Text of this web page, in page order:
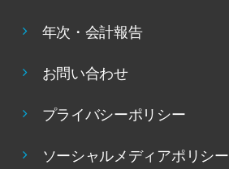
年次・会計報告
お問い合わせ
プライバシーポリシー
ソーシャルメディアポリシー